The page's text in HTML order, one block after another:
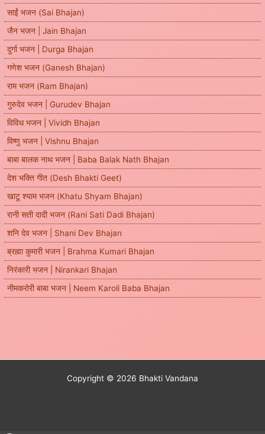
साईं भजन (Sai Bhajan)
जैन भजन | Jain Bhajan
दुर्गा भजन | Durga Bhajan
गणेश भजन (Ganesh Bhajan)
राम भजन (Ram Bhajan)
गुरुदेव भजन | Gurudev Bhajan
विविध भजन | Vividh Bhajan
विष्णु भजन | Vishnu Bhajan
बाबा बालक नाथ भजन | Baba Balak Nath Bhajan
देश भक्ति गीत (Desh Bhakti Geet)
खाटू श्याम भजन (Khatu Shyam Bhajan)
रानी सती दादी भजन (Rani Sati Dadi Bhajan)
शनि देव भजन | Shani Dev Bhajan
ब्रह्मा कुमारी भजन | Brahma Kumari Bhajan
निरंकारी भजन | Nirankari Bhajan
नीमकरोरी बाबा भजन | Neem Karoli Baba Bhajan
Copyright © 2026 Bhakti Vandana